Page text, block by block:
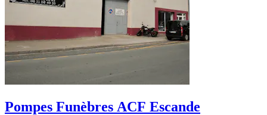
Pompes Funèbres ACF Escande